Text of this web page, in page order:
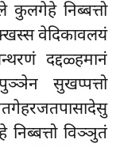
कुलगेहे निब्बत्तो
वेदिकावलयं
दद्दळ्हमानं
सुखप्पत्तो
विञ्ञुतं